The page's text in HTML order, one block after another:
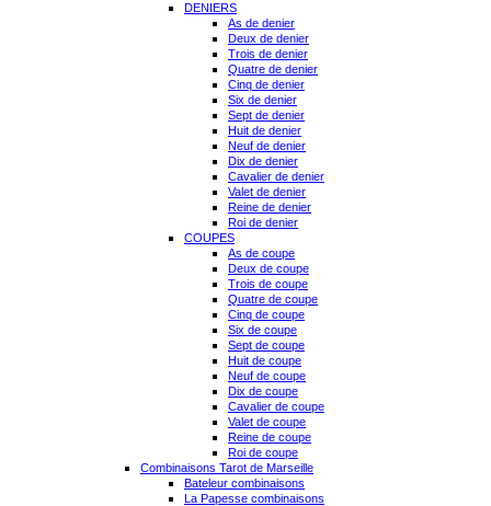
DENIERS
As de denier
Deux de denier
Trois de denier
Quatre de denier
Cinq de denier
Six de denier
Sept de denier
Huit de denier
Neuf de denier
Dix de denier
Cavalier de denier
Valet de denier
Reine de denier
Roi de denier
COUPES
As de coupe
Deux de coupe
Trois de coupe
Quatre de coupe
Cinq de coupe
Six de coupe
Sept de coupe
Huit de coupe
Neuf de coupe
Dix de coupe
Cavalier de coupe
Valet de coupe
Reine de coupe
Roi de coupe
Combinaisons Tarot de Marseille
Bateleur combinaisons
La Papesse combinaisons